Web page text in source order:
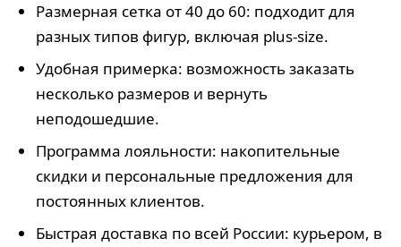
Размерная сетка от 40 до 60: подходит для
разных типов фигур, включая plus-size.
Удобная примерка: возможность заказать
несколько размеров и вернуть
неподошедшие.
Программа лояльности: накопительные
скидки и персональные предложения для
постоянных клиентов.
Быстрая доставка по всей России: курьером, в